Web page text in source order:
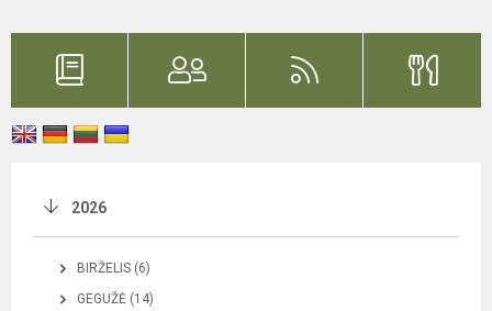
2026
BIRŽELIS (6)
GEGUŽĖ (14)